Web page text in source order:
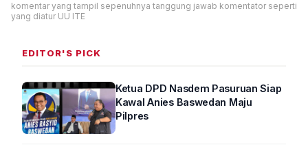
komentar yang tampil sepenuhnya tanggung jawab komentator seperti
yang diatur UU ITE
EDITOR'S PICK
Ketua DPD Nasdem Pasuruan Siap
Kawal Anies Baswedan Maju
Pilpres